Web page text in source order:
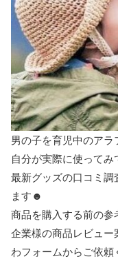
男の子を育児中のアラ
自分が実際に使って
最新グッズの口コミ調
ます☻
商品を購入する前の参
企業様の商品レビュー
わフォームからご依頼